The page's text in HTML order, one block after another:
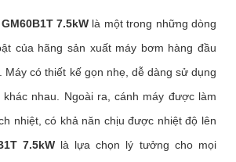
GM60B1T 7.5kW là một trong những dòng
của hãng sản xuất máy bơm hàng đầu
Máy có thiết kế gọn nhẹ, dễ dàng sử dụng
nhau. Ngoài ra, cánh máy được làm
nhiệt, có khả năn chịu được nhiệt độ lên
7.5kW là lựa chọn lý tưởng cho mọi